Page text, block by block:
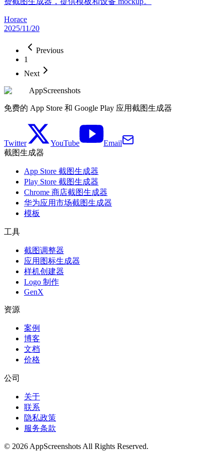
Horace
2025/11/20
Previous
1
Next
AppScreenshots
免费的 App Store 和 Google Play 应用截图生成器
Twitter YouTube
Email
截图生成器
App Store 截图生成器
Play Store 截图生成器
Chrome 商店截图生成器
华为应用市场截图生成器
模板
工具
截图调整器
应用图标生成器
样机创建器
Logo 制作
GenX
资源
案例
博客
文档
价格
公司
关于
联系
隐私政策
服务条款
© 2026 AppScreenshots All Rights Reserved.